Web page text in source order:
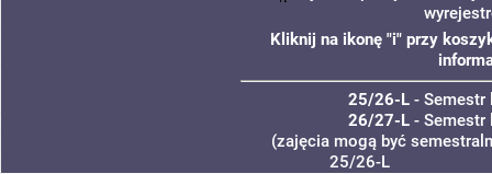
Kliknij na ikonę "i" przy
25/26-L- Semestr
26/27-L- Semestr
(zajęcia mogą być
25/26-L